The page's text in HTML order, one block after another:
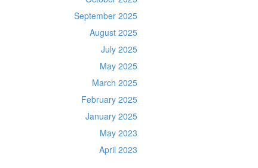
September 2025
August 2025
July 2025
May 2025
March 2025
February 2025
January 2025
May 2023
April 2023